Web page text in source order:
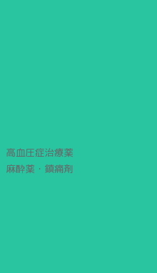
高血圧症治療薬
麻酔薬・鎮痛剤